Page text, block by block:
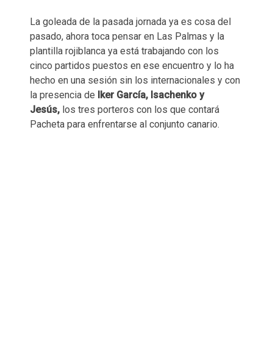
La goleada de la pasada jornada ya es cosa del
pasado, ahora toca pensar en Las Palmas y la
plantilla rojiblanca ya está trabajando con los
cinco partidos puestos en ese encuentro y lo ha
hecho en una sesión sin los internacionales y con
la presencia de Iker García, Isachenko y
Jesús, los tres porteros con los que contará
Pacheta para enfrentarse al conjunto canario.